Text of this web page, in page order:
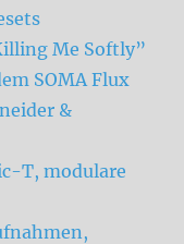
Me Softly”
SOMA Flux
&
T, modulare